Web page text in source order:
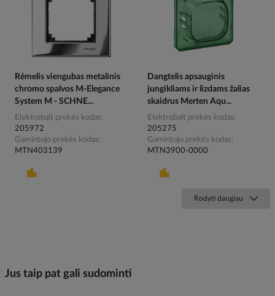
Rėmelis viengubas metalinis
chromo spalvos M-Elegance
System M - SCHNE...
Elektrobalt prekės kodas
205972
Gamintojo prekės kodas
MTN403139
Dangtelis apsauginis
jungikliams ir lizdams žalias
skaidrus Merten Aqu...
Elektrobalt prekės kodas
205275
Gamintojo prekės kodas
MTN3900-0000
Rodyti daugiau
Jus taip pat gali sudominti